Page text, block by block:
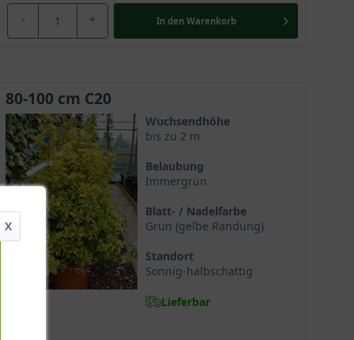
- + In den Warenkorb
80-100 cm C20
Wuchsendhöhe
bis zu 2 m
Belaubung
Immergrün
Blatt- / Nadelfarbe
Grün (gelbe Randung)
Standort
Sonnig-halbschattig
Lieferbar
X